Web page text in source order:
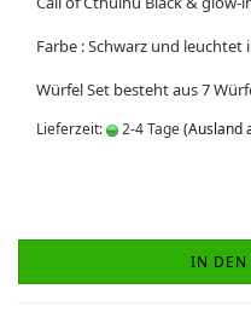
Farbe : Schwarz und leuchtet
Würfel Set besteht aus 7
Lieferzeit: 2-4 Tage(Ausland
IN DEN